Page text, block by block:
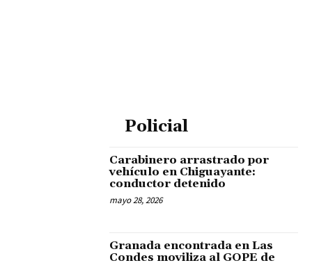
Policial
Carabinero arrastrado por
vehículo en Chiguayante:
conductor detenido
mayo 28, 2026
Granada encontrada en Las
Condes moviliza al GOPE de